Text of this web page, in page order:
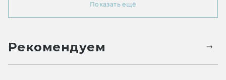
Показать ещё
Рекомендуем